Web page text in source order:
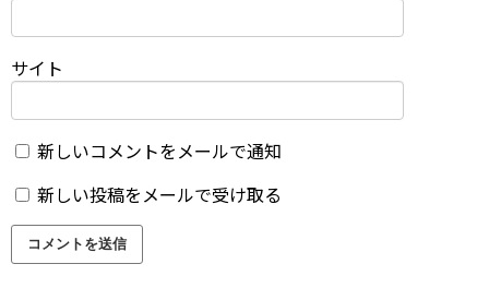
サイト
新しいコメントをメールで通知
新しい投稿をメールで受け取る